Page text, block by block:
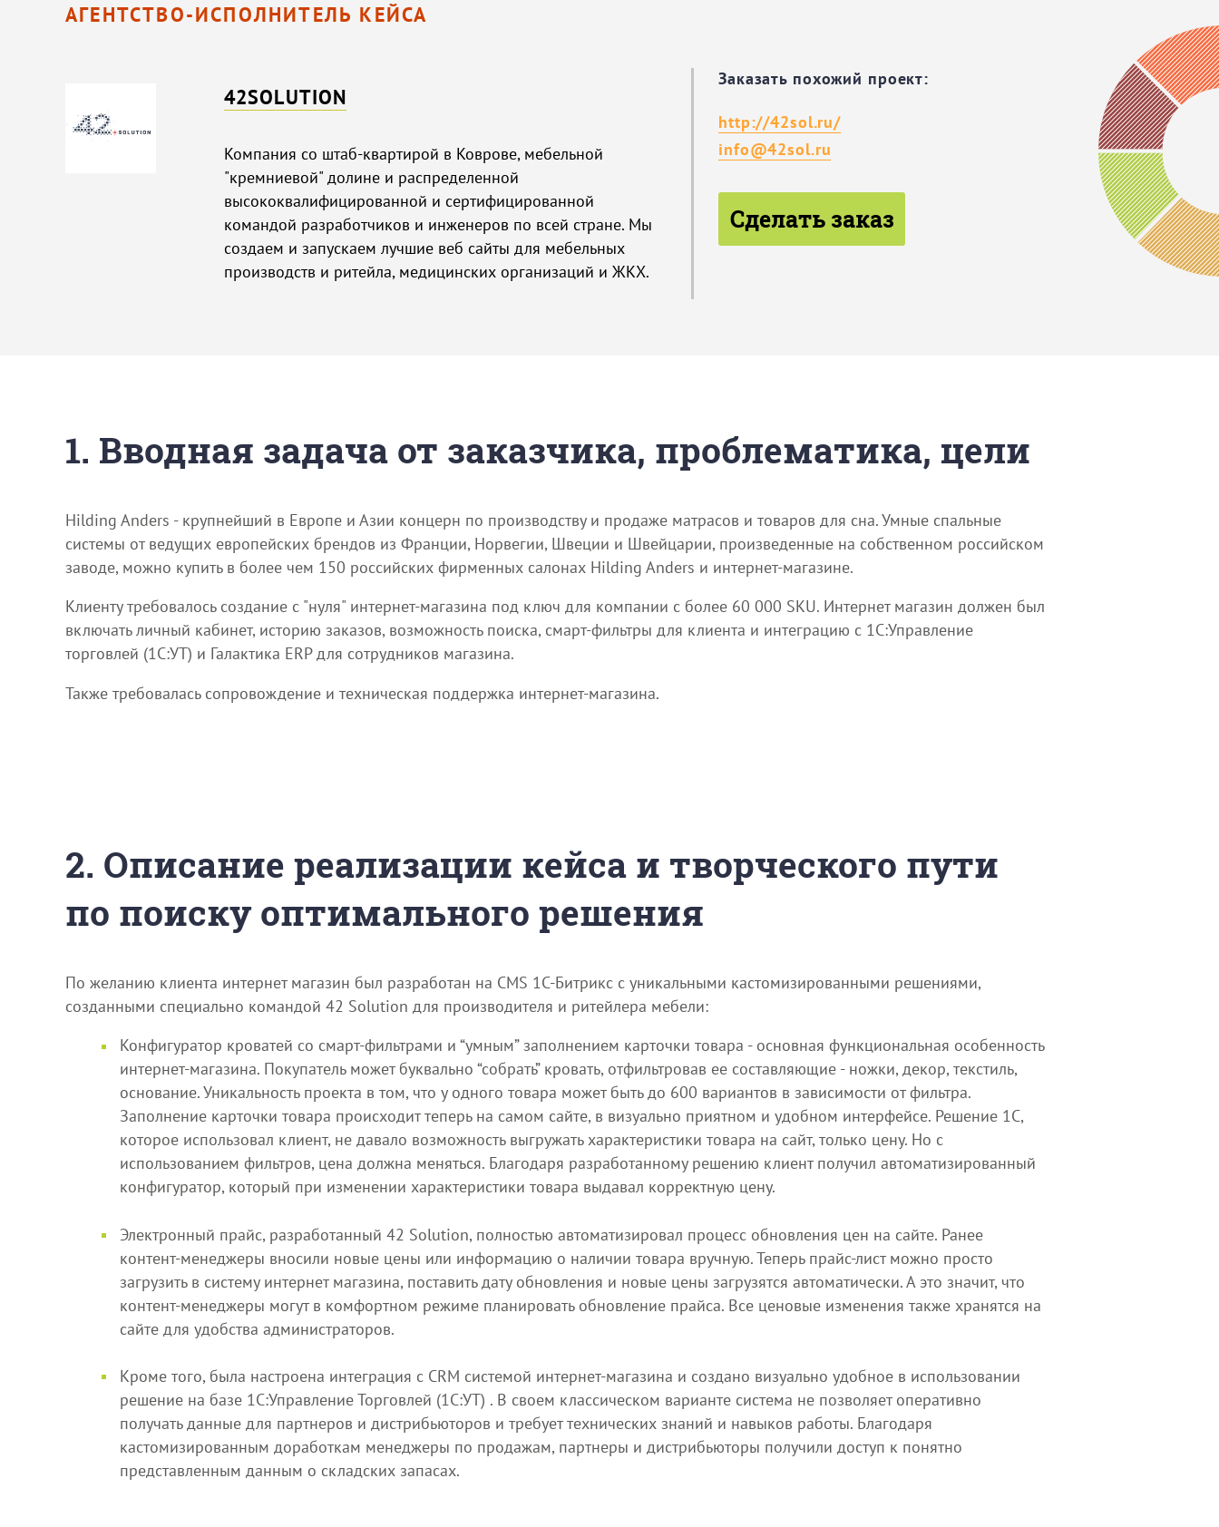
АГЕНТСТВО-ИСПОЛНИТЕЛЬ КЕЙСА
42SOLUTION
Компания со штаб-квартирой в Коврове, мебельной
"кремниевой" долине и распределенной
высококвалифицированной и сертифицированной
командой разработчиков и инженеров по всей стране. Мы
создаем и запускаем лучшие веб сайты для мебельных
производств и ритейла, медицинских организаций и ЖКХ.
Заказать похожий проект:
http://42sol.ru/
info@42sol.ru
Сделать заказ
1. Вводная задача от заказчика, проблематика, цели
Hilding Anders - крупнейший в Европе и Азии концерн по производству и продаже матрасов и товаров для сна. Умные спальные
системы от ведущих европейских брендов из Франции, Норвегии, Швеции и Швейцарии, произведенные на собственном российском
заводе, можно купить в более чем 150 российских фирменных салонах Hilding Anders и интернет-магазине.
Клиенту требовалось создание с "нуля" интернет-магазина под ключ для компании с более 60 000 SKU. Интернет магазин должен был
включать личный кабинет, историю заказов, возможность поиска, смарт-фильтры для клиента и интеграцию с 1С:Управление
торговлей (1С:УТ) и Галактика ERP для сотрудников магазина.
Также требовалась сопровождение и техническая поддержка интернет-магазина.
2. Описание реализации кейса и творческого пути
по поиску оптимального решения
По желанию клиента интернет магазин был разработан на CMS 1С-Битрикс с уникальными кастомизированными решениями,
созданными специально командой 42 Solution для производителя и ритейлера мебели:
Конфигуратор кроватей со смарт-фильтрами и “умным” заполнением карточки товара - основная функциональная особенность
интернет-магазина. Покупатель может буквально “собрать” кровать, отфильтровав ее составляющие - ножки, декор, текстиль,
основание. Уникальность проекта в том, что у одного товара может быть до 600 вариантов в зависимости от фильтра.
Заполнение карточки товара происходит теперь на самом сайте, в визуально приятном и удобном интерфейсе. Решение 1С,
которое использовал клиент, не давало возможность выгружать характеристики товара на сайт, только цену. Но с
использованием фильтров, цена должна меняться. Благодаря разработанному решению клиент получил автоматизированный
конфигуратор, который при изменении характеристики товара выдавал корректную цену.
Электронный прайс, разработанный 42 Solution, полностью автоматизировал процесс обновления цен на сайте. Ранее
контент-менеджеры вносили новые цены или информацию о наличии товара вручную. Теперь прайс-лист можно просто
загрузить в систему интернет магазина, поставить дату обновления и новые цены загрузятся автоматически. А это значит, что
контент-менеджеры могут в комфортном режиме планировать обновление прайса. Все ценовые изменения также хранятся на
сайте для удобства администраторов.
Кроме того, была настроена интеграция с CRM системой интернет-магазина и создано визуально удобное в использовании
решение на базе 1С:Управление Торговлей (1С:УТ) . В своем классическом варианте система не позволяет оперативно
получать данные для партнеров и дистрибьюторов и требует технических знаний и навыков работы. Благодаря
кастомизированным доработкам менеджеры по продажам, партнеры и дистрибьюторы получили доступ к понятно
представленным данным о складских запасах.